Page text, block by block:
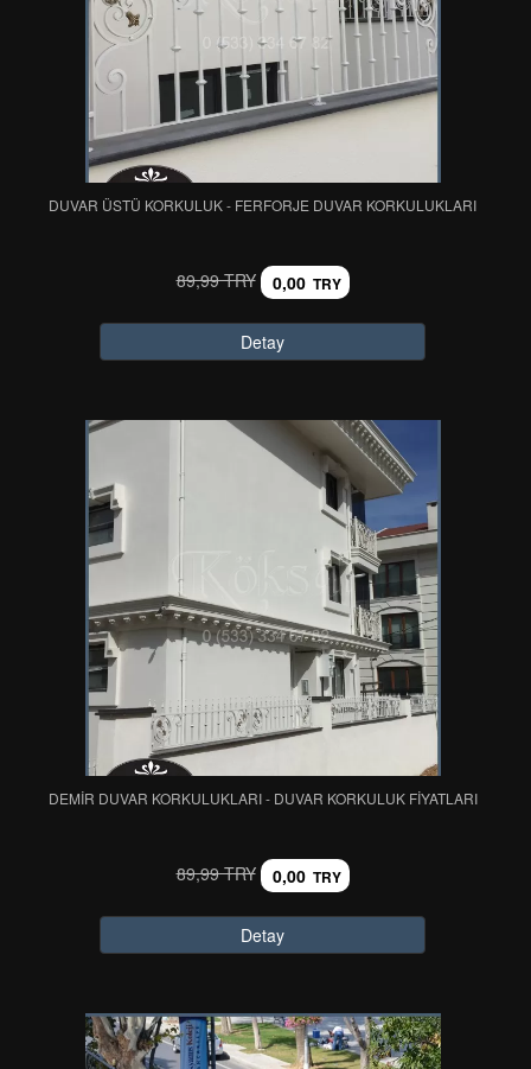
DUVAR ÜSTÜ KORKULUK - FERFORJE DUVAR KORKULUKLARI
89,99 TRY 0,00 TRY
Detay
DEMİR DUVAR KORKULUKLARI - DUVAR KORKULUK FİYATLARI
89,99 TRY 0,00 TRY
Detay